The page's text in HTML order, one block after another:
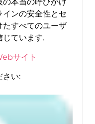
インの安全性とセ
たすべてのユーザ
じています.
サイト
さい: